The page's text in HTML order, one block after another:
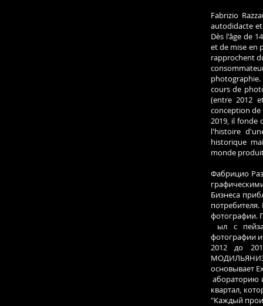
Fabrizio
autodidacte
Dès l'âge de
et de mise en
rapprochent
cours de
(entre 2012
conception de
2019, il fonde
l'histoire
historique
monde
Фабрицио
Бизнеса
фотографии.
ыл с
фотографии и
2012 до
основывает
абораторию
квартал,
"Каждый